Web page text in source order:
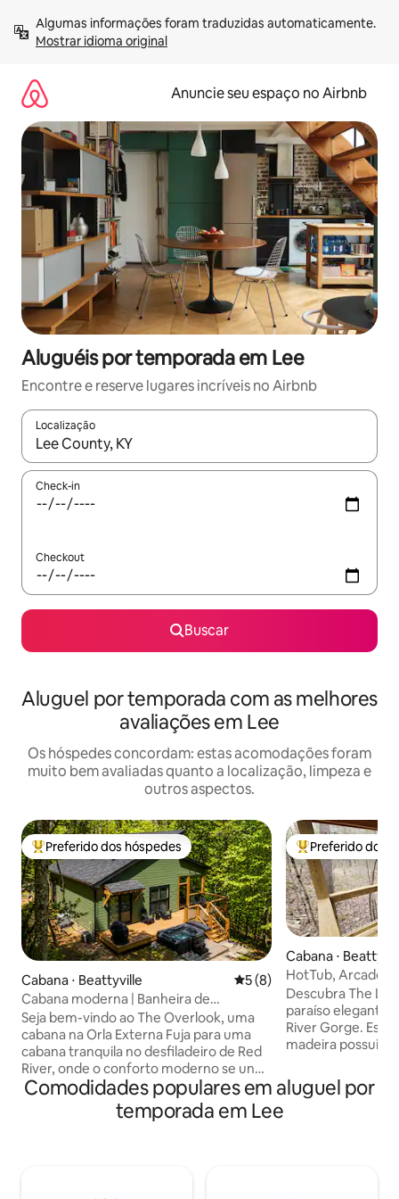
para
Mostrar idioma original
Anuncie seu espaço no Airbnb
Aluguéis por temporada em Lee
Encontre e reserve lugares incríveis no Airbnb
Localização
Quando os resultados estiverem disponíveis, explore-os
Check-in
Checkout
Buscar
Aluguel por temporada com as melhores
avaliações em Lee
Os hóspedes concordam: estas acomodações foram
muito bem avaliadas quanto a localização, limpeza e
outros aspectos.
Entre os melhores preferidos dos hóspedes
Preferido dos hóspedes
Cabana ⋅ Beattyville 5 de uma avaliação média
5 (8)
Cabana moderna | Banheira de
hidromassagem + fogueira | Red River
Gorge
Seja bem-vindo ao The Overlook, uma
cabana na Orla Externa Fuja para uma
cabana tranquila no desfiladeiro de Red
River, onde o conforto moderno se une
ao principal destino ao ar livre de
Kentucky. Situada entre as árvores em
uma propriedade privativa de 8,5
Entre os
Preferido dos
Cabana ⋅
HotTub, Arcade |
Descubra The
paraíso elegante
River Gorge. Esta
madeira possui
cenário privado
casais ou uma
Comodidades populares em aluguel por
temporada em Lee